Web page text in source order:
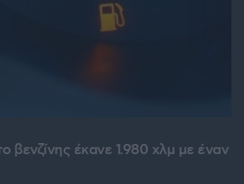
βενζίνης έκανε 1.980 χλμ με έναν